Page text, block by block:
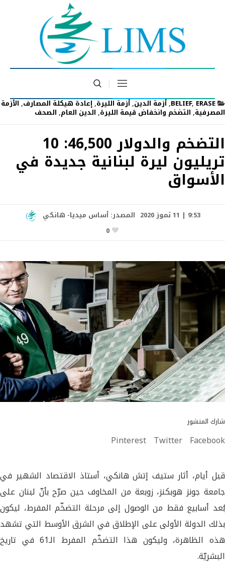
BELIEF,ERASE
,أزمة الدين,أزمة الليرة,إعادة هيكلة المصارف,الأزمة
المصرفية, التضخم وانخفاض قيمة الليرة, الدين العام, الصحف
التضخم والدولار 46,500: 10
تريليون ليرة لبنانية جديدة في
الأسواق
9:53 | 11 تموز 2020 المصدر:أساس ميديا- هانكي
0
شارك المنشور
Facebook
Twitter
Pinterest
قبل أيام، أثار ستيف إتش هانكي، أستاذ الاقتصاد الشهير في
جامعة جونز هوبكنز، زوبعة من المخاوف حين صرّح بأنّ لبنان على
بُعد أسابيع فقط من الوصول إلى مرحلة التضخّم المفرط، ليكون
بذلك الدولة الأولى على الإطلاق في الشرق الأوسط التي تشهد
هذه الظاهرة، وليكون هذا التضخّم المفرط الـ61 في تاريخ
البشريّة.